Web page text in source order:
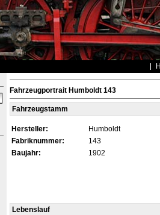
Fahrzeugportrait Humboldt 143
Fahrzeugstamm
Hersteller:
Humboldt
Fabriknummer:
143
Baujahr:
1902
Lebenslauf